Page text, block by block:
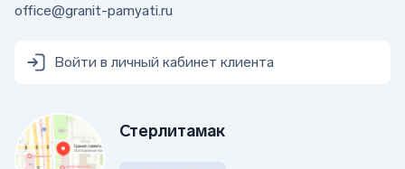
office@granit-pamyati.ru
Войти в личный кабинет клиента
Стерлитамак